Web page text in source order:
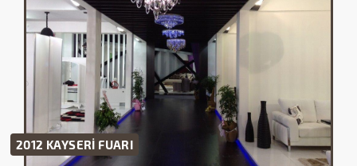
2012 KAYSERİ FUARI